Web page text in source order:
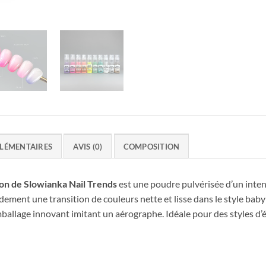
AVIS (0) COMPOSITION
de Slowianka Nail Trendsest une poudre pulvérisée d’un
une transition de couleurs nette et lisse dans le style
innovant imitant un aérographe. Idéale pour des styles